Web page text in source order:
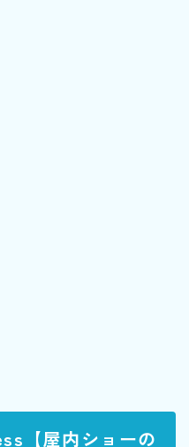
【屋内ショーの